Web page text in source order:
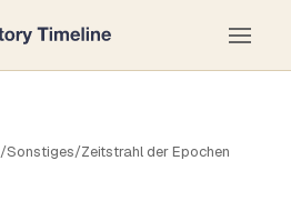
/Sonstiges/Zeitstrahl der Epochen